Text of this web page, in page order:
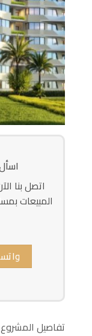
اتصل بنا
المبيعات
تفاصيل المشروع